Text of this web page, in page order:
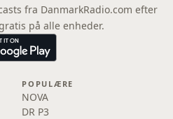
fra DanmarkRadio.com efter
på alle enheder.
POPULÆRE
NOVA
DR P3